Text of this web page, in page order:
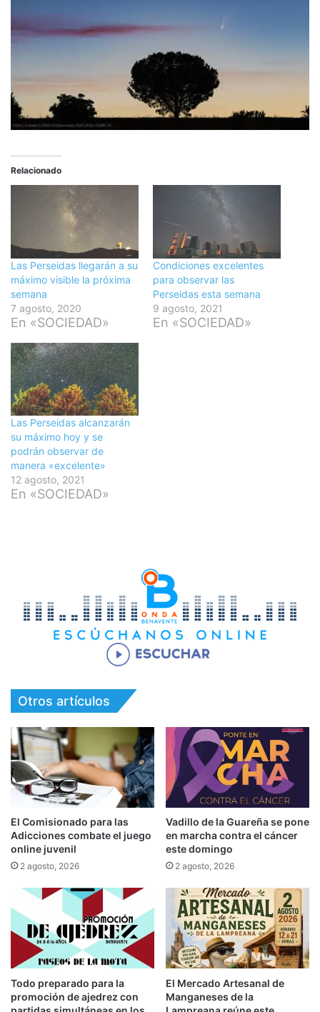
Relacionado
Las Perseidas llegarán a su
máximo visible la próxima
semana
7 agosto, 2020
En «SOCIEDAD»
Condiciones excelentes
para observar las
Perseidas esta semana
9 agosto, 2021
En «SOCIEDAD»
Las Perseidas alcanzarán
su máximo hoy y se
podrán observar de
manera «excelente»
12 agosto, 2021
En «SOCIEDAD»
Otros artículos
El Comisionado para las
Adicciones combate el juego
online juvenil
2 agosto, 2026
Vadillo de la Guareña se pone
en marcha contra el cáncer
este domingo
2 agosto, 2026
Todo preparado para la
promoción de ajedrez con
El Mercado Artesanal de
Manganeses de la